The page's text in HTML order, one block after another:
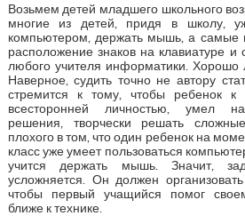
Возьмем детей младшего школьного
многие из детей, придя в школу,
компьютером, держать мышь, а самые
расположение знаков на клавиатуре
любого учителя информатики. Хорошо
Наверное, судить точно не автору
стремится к тому, чтобы ребенок
всесторонней личностью, умел
решения, творчески решать
плохого в том, что один ребенок на
класс уже умеет пользоваться
учится держать мышь. Значит,
усложняется. Он должен
чтобы первый учащийся помог
ближе к технике.